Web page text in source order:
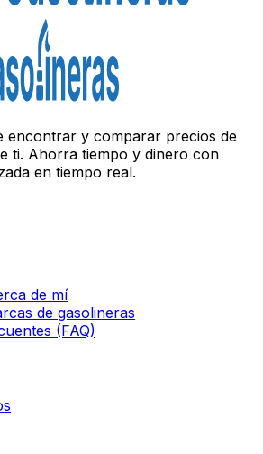
encontrar y comparar precios de
ti. Ahorra tiempo y dinero con
en tiempo real.
de mí
de gasolineras
(FAQ)